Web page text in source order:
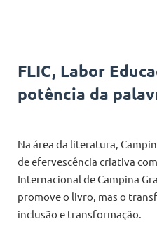
FLIC, Labor
potência da
Na área da literatura,
de efervescência criativa
Internacional de Campina
promove o livro, mas o
inclusão e transformação.